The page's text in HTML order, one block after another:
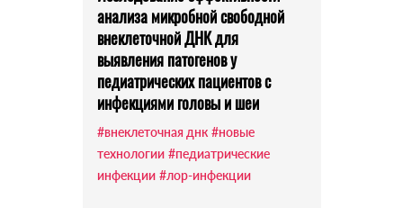
анализа микробной свободной
внеклеточной ДНК для
выявления патогенов у
педиатрических пациентов с
инфекциями головы и шеи
#внеклеточная днк #новые
технологии #педиатрические
инфекции #лор-инфекции